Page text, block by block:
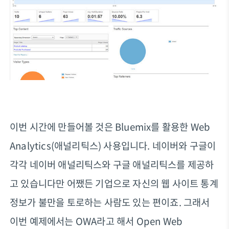
이번 시간에 만들어볼 것은 Bluemix를 활용한 Web
Analytics(애널리틱스) 사용입니다. 네이버와 구글이
각각 네이버 애널리틱스와 구글 애널리틱스를 제공하
고 있습니다만 어쨌든 기업으로 자신의 웹 사이트 통계
정보가 불만을 토로하는 사람도 있는 편이죠. 그래서
이번 예제에서는 OWA라고 해서 Open Web